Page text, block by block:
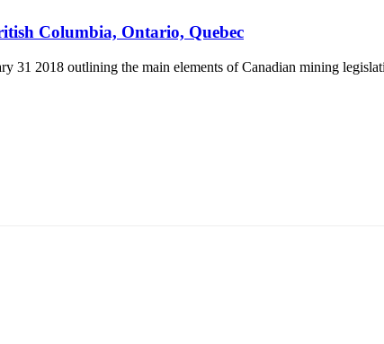
Columbia, Ontario, Quebec
31 2018 outlining the main elements of Canadian mining